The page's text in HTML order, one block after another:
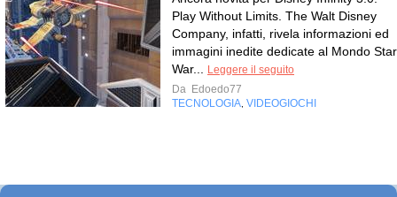
Play Without Limits. The Walt Disney
Company, infatti, rivela informazioni ed
immagini inedite dedicate al Mondo Star
War...
Leggere il seguito
Da Edoedo77
TECNOLOGIA VIDEOGIOCHI